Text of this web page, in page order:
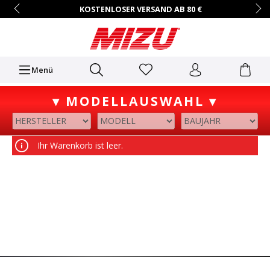
KOSTENLOSER VERSAND AB 80 €
14 TAGE RÜCKGABERECHT
HÄNDLER-ZUGANG AUF ANFRAGE
+49 (0)7731/9067-0
Mo.–Fr. • 9:00 – 16:00 Uhr
Menü
▾ MODELLAUSWAHL ▾
Ihr Warenkorb ist leer.